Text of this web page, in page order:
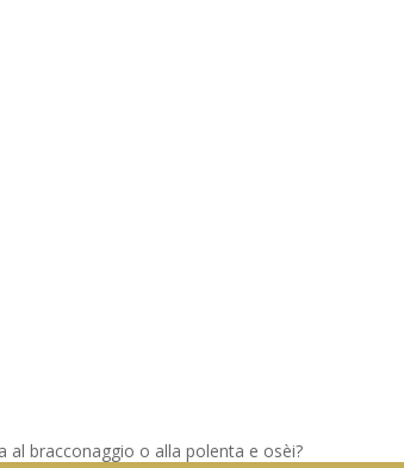
al bracconaggio o alla polenta e osèi?